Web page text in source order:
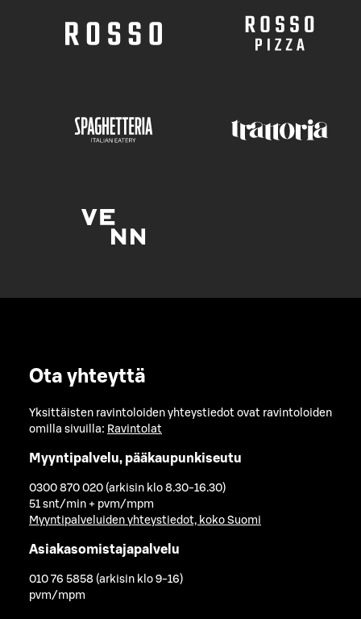
Ota yhteyttä
Yksittäisten ravintoloiden yhteystiedot ovat ravintoloiden
omilla sivuilla: Ravintolat
Myyntipalvelu, pääkaupunkiseutu
0300 870 020 (arkisin klo 8.30-16.30)
51 snt/min + pvm/mpm
Myyntipalveluiden yhteystiedot, koko Suomi
Asiakasomistajapalvelu
010 76 5858 (arkisin klo 9-16)
pvm/mpm